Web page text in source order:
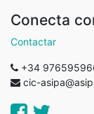
Conecta
Contactar
+34
cic-